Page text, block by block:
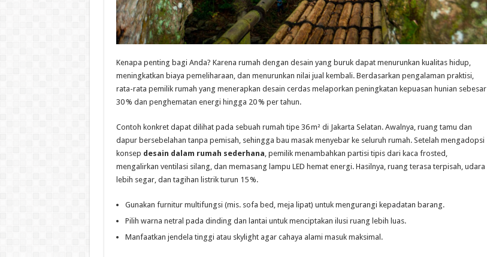
Kenapa penting bagi Anda? Karena rumah dengan desain yang buruk dapat menurunkan kualitas hidup,
meningkatkan biaya pemeliharaan, dan menurunkan nilai jual kembali. Berdasarkan pengalaman praktisi,
rata-rata pemilik rumah yang menerapkan desain cerdas melaporkan peningkatan kepuasan hunian sebesar
30 % dan penghematan energi hingga 20 % per tahun.
Contoh konkret dapat dilihat pada sebuah rumah tipe 36 m² di Jakarta Selatan. Awalnya, ruang tamu dan
dapur bersebelahan tanpa pemisah, sehingga bau masak menyebar ke seluruh rumah. Setelah mengadopsi
konsep desain dalam rumah sederhana, pemilik menambahkan partisi tipis dari kaca frosted,
mengalirkan ventilasi silang, dan memasang lampu LED hemat energi. Hasilnya, ruang terasa terpisah, udara
lebih segar, dan tagihan listrik turun 15 %.
Gunakan furnitur multifungsi (mis. sofa bed, meja lipat) untuk mengurangi kepadatan barang.
Pilih warna netral pada dinding dan lantai untuk menciptakan ilusi ruang lebih luas.
Manfaatkan jendela tinggi atau skylight agar cahaya alami masuk maksimal.